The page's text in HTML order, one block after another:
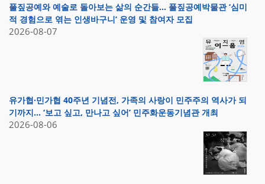
풀짚공예와 예술로 돌아보는 삶의 순간들… 풀짚공예박물관 ‘심미
적 경험으로 엮는 인생바구니’ 운영 및 참여자 모집
2026-08-07
유가협·민가협 40주년 기념전, 가족의 사랑이 민주주의 역사가 되
기까지… ‘보고 싶고, 만나고 싶어’ 민주화운동기념관 개최
2026-08-06